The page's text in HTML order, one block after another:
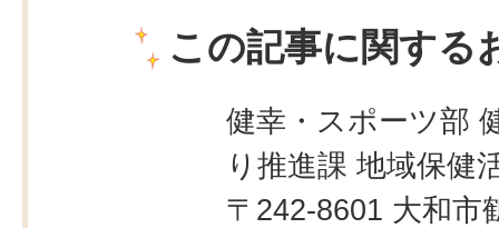
この記事に関する
健幸・スポーツ部
り推進課 地域保健
〒242-8601 大和市